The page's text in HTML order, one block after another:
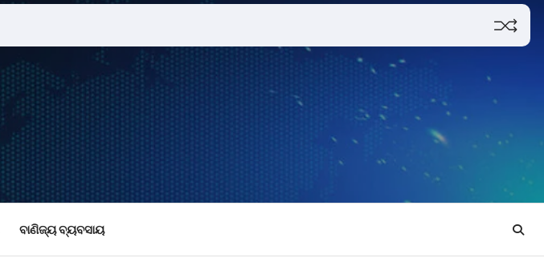
ବାଣିଜ୍ୟ ବ୍ୟବସାୟ